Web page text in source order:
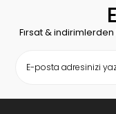
Fırsat &